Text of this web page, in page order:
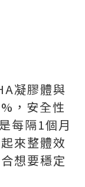
凝膠體與
，安全性
每隔1個月
來整體效
想要穩定